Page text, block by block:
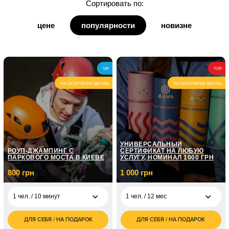
для дедушки
для бабушки
для кума
Сортировать по:
цене популярности новизне
VIP
НА ОКОНЧАНИЕ ШКОЛЫ
РОУП-ДЖАМПИНГ С
ПАРКОВОГО МОСТА В КИЕВЕ
800 грн
1 чел. / 10 минут
ДЛЯ СЕБЯ / НА ПОДАРОК
TOP
НА ОКОНЧАНИЕ ШКОЛЫ
УНИВЕРСАЛЬНЫЙ
СЕРТИФИКАТ НА ЛЮБУЮ
УСЛУГУ, НОМИНАЛ 1000 ГРН
1 000 грн
1 чел. / 12 мес
1 000
ДЛЯ СЕБЯ / НА ПОДАРОК